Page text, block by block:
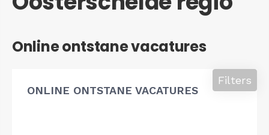
Online ontstane vacatures
ONLINE ONTSTANE VACATURES
Filters